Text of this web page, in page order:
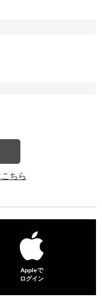
ちら
Appleで
ログイン